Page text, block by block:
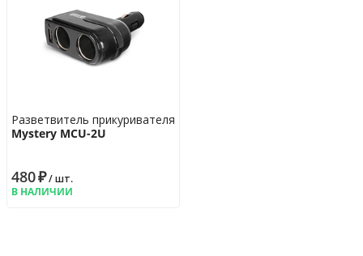
Разветвитель прикуривателя
Mystery MCU-2U
480₽/ шт.
В НАЛИЧИИ